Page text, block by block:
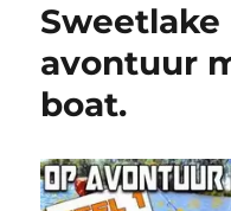
Sweetlake
avontuur
boat.